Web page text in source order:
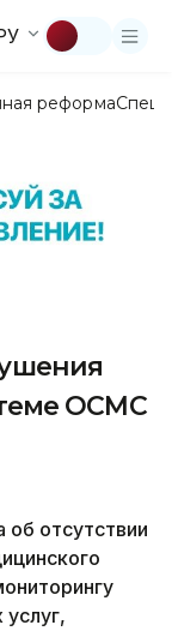
реформа
ОСМС
об отсутствии